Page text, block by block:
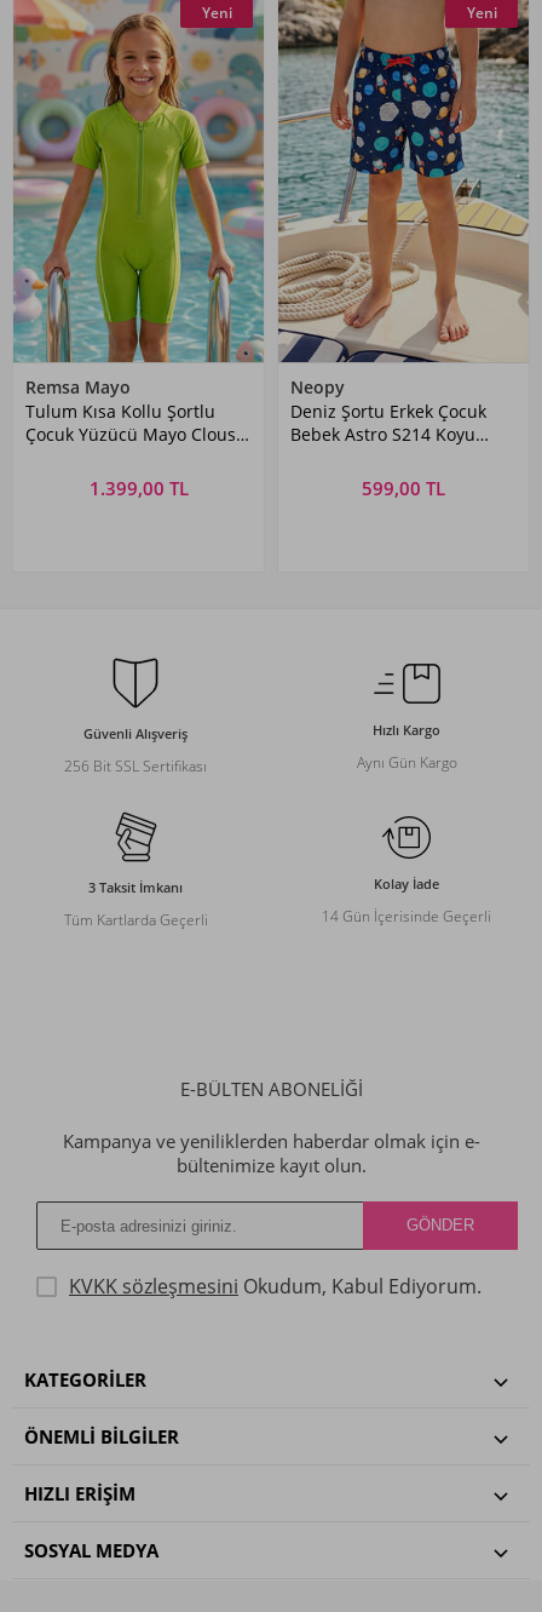
Yeni
Remsa Mayo
Tulum Kısa Kollu Şortlu
Çocuk Yüzücü Mayo Clous
1.399,00 TL
Yeni
Neopy
Deniz Şortu Erkek Çocuk
Bebek Astro S214 Koyu
599,00 TL
Güvenli Alışveriş
256 Bit SSL Sertifikası
Hızlı Kargo
Aynı Gün Kargo
3 Taksit İmkanı
Tüm Kartlarda Geçerli
Kolay İade
14 Gün İçerisinde Geçerli
E-BÜLTEN ABONELİĞİ
Kampanya ve yeniliklerden haberdar olmak için e-
bültenimize kayıt olun.
KVKK sözleşmesini Okudum, Kabul Ediyorum.
KATEGORILER
ÖNEMLI BILGILER
HIZLI ERIŞIM
SOSYAL MEDYA